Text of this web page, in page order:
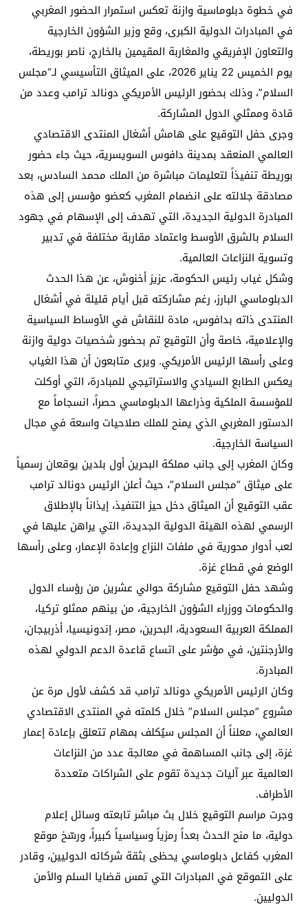
في خطوة دبلوماسية وازنة تعكس استمرار الحضور المغربي
في المبادرات الدولية الكبرى، وقع وزير الشؤون الخارجية
والتعاون الإفريقي والمغاربة المقيمين بالخارج، ناصر بوريطة،
يوم الخميس 22 يناير 2026، على الميثاق التأسيسي لـ“مجلس
السلام”، وذلك بحضور الرئيس الأمريكي دونالد ترامب وعدد من
قادة وممثلي الدول المشاركة.
وجرى حفل التوقيع على هامش أشغال المنتدى الاقتصادي
العالمي المنعقد بمدينة دافوس السويسرية، حيث جاء حضور
بوريطة تنفيذاً لتعليمات مباشرة من الملك محمد السادس، بعد
مصادقة جلالته على انضمام المغرب كعضو مؤسس إلى هذه
المبادرة الدولية الجديدة، التي تهدف إلى الإسهام في جهود
السلام بالشرق الأوسط واعتماد مقاربة مختلفة في تدبير
وتسوية النزاعات العالمية.
وشكل غياب رئيس الحكومة، عزيز أخنوش، عن هذا الحدث
الدبلوماسي البارز، رغم مشاركته قبل أيام قليلة في أشغال
المنتدى ذاته بدافوس، مادة للنقاش في الأوساط السياسية
والإعلامية، خاصة وأن التوقيع تم بحضور شخصيات دولية وازنة
وعلى رأسها الرئيس الأمريكي. ويرى متابعون أن هذا الغياب
يعكس الطابع السيادي والاستراتيجي للمبادرة، التي أوكلت
للمؤسسة الملكية وذراعها الدبلوماسي حصراً، انسجاماً مع
الدستور المغربي الذي يمنح للملك صلاحيات واسعة في مجال
السياسة الخارجية.
وكان المغرب إلى جانب مملكة البحرين أول بلدين يوقعان رسمياً
على ميثاق “مجلس السلام”، حيث أعلن الرئيس دونالد ترامب
عقب التوقيع أن الميثاق دخل حيز التنفيذ، إيذاناً بالإطلاق
الرسمي لهذه الهيئة الدولية الجديدة، التي يراهن عليها في
لعب أدوار محورية في ملفات النزاع وإعادة الإعمار، وعلى رأسها
الوضع في قطاع غزة.
وشهد حفل التوقيع مشاركة حوالي عشرين من رؤساء الدول
والحكومات ووزراء الشؤون الخارجية، من بينهم ممثلو تركيا،
المملكة العربية السعودية، البحرين، مصر، إندونيسيا، أذربيجان،
والأرجنتين، في مؤشر على اتساع قاعدة الدعم الدولي لهذه
المبادرة.
وكان الرئيس الأمريكي دونالد ترامب قد كشف لأول مرة عن
مشروع “مجلس السلام” خلال كلمته في المنتدى الاقتصادي
العالمي، معلناً أن المجلس سيُكلف بمهام تتعلق بإعادة إعمار
غزة، إلى جانب المساهمة في معالجة عدد من النزاعات
العالمية عبر آليات جديدة تقوم على الشراكات متعددة
الأطراف.
وجرت مراسم التوقيع خلال بث مباشر تابعته وسائل إعلام
دولية، ما منح الحدث بعداً رمزياً وسياسياً كبيراً، ورسّخ موقع
المغرب كفاعل دبلوماسي يحظى بثقة شركائه الدوليين، وقادر
على التموقع في المبادرات التي تمس قضايا السلم والأمن
الدوليين.